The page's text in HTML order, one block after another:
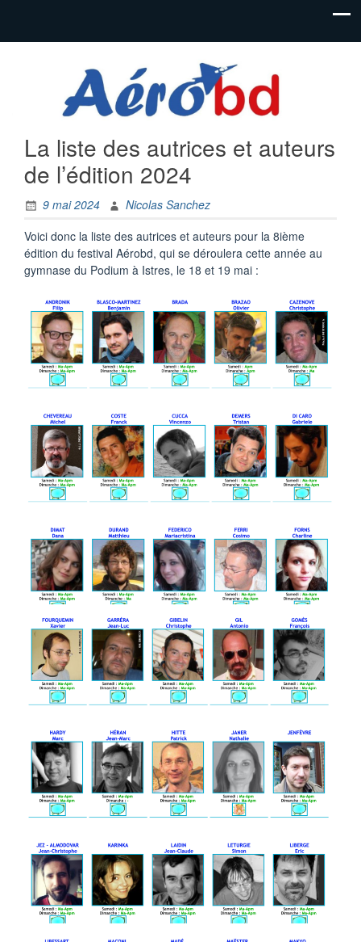
Festival
AéroBD
Istres
dessinées
aéronautiques
La liste des autrices et auteurs
de l’édition 2024
9 mai 2024
Nicolas Sanchez
Voici donc la liste des autrices et auteurs pour la 8ième
édition du festival Aérobd, qui se déroulera cette année au
gymnase du Podium à Istres, le 18 et 19 mai :